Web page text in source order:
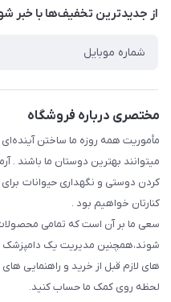
تماس با ما
سوالات متداول
شرایط ارسال رایگان
از جدید‌ترین تخفیف‌ها با‌ خبر
مختصری درباره فروشگاه
مأموریت همه روزه ما ساختن
میتوانند بهترین دوستان ما باشند .
کردن دوستی و نگهداری حیوانات
کنارتان خواهیم بود .
سعی ما بر آن است که تمامی
شوند،همچنین مدیریت یک دامپزشک
های لازم قبل از خرید و راهنمایی
لحظه روی کمک ما حساب کنید.